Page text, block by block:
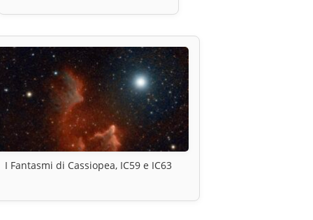
I Fantasmi di Cassiopea, IC59 e IC63